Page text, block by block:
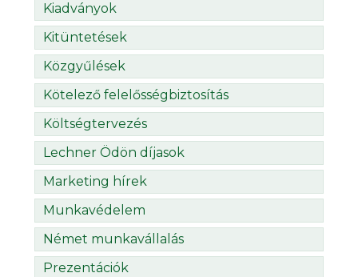
Kiadványok
Kitüntetések
Közgyűlések
Kötelező felelősségbiztosítás
Költségtervezés
Lechner Ödön díjasok
Marketing hírek
Munkavédelem
Német munkavállalás
Prezentációk